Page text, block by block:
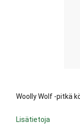
Woolly Wolf -pitkä
Lisätietoja